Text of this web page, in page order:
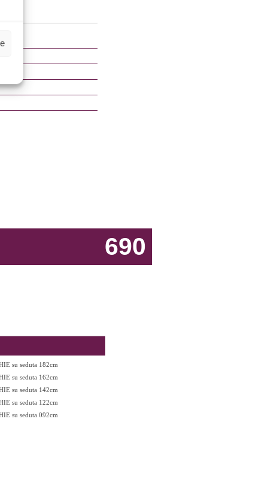
690
su seduta 182cm
su seduta 162cm
su seduta 142cm
su seduta 122cm
su seduta 092cm